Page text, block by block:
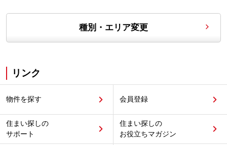
種別・エリア変更
リンク
物件を探す 会員登録
住まい探しの
サポート
住まい探しの
お役立ちマガジン